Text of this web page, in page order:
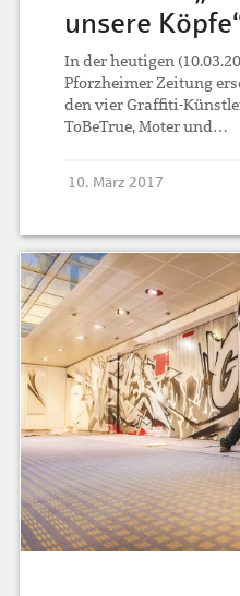
unsere
In der heutigen
Pforzheimer Zeitung
den vier Graffiti-
ToBeTrue, Moter und…
10. März 2017